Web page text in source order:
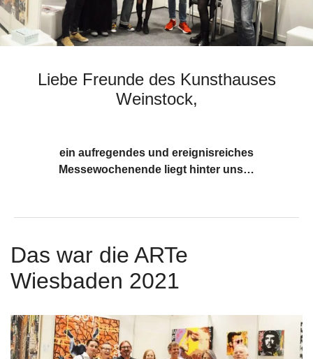
Liebe Freunde des Kunsthauses
Weinstock,
ein aufregendes und ereignisreiches
Messewochenende liegt hinter uns…
Das war die ARTe
Wiesbaden 2021